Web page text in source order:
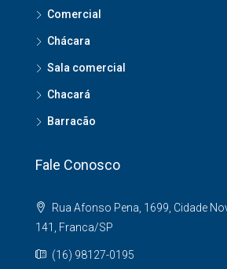
Comercial
Chácara
Sala comercial
Chacará
Barracão
Fale Conosco
Rua Afonso Pena, 1699, Cidade
141, Franca/SP
(16) 98127-0195